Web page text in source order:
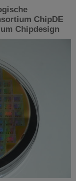
ChipDE
Chipdesign